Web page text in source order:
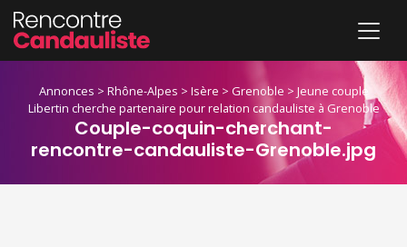
Annonces > Rhône-Alpes > Isère > Grenoble > Jeune couple
Libertin cherche partenaire pour relation candauliste à Grenoble
Couple-coquin-cherchant-
rencontre-candauliste-Grenoble.jpg